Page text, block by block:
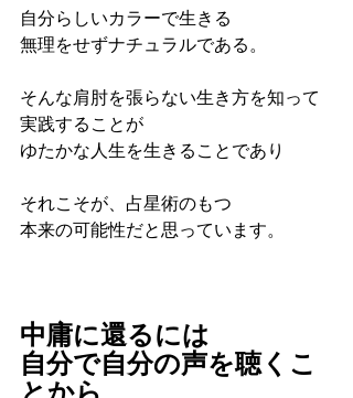
自分らしいカラーで生きる
無理をせずナチュラルである。
そんな肩肘を張らない生き方を知って
実践することが
ゆたかな人生を生きることであり
それこそが、占星術のもつ
本来の可能性だと思っています。
中庸に還るには
自分で自分の声を聴くこ